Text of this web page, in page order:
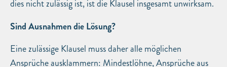
dies nicht zulässig ist, ist die Klausel insgesamt unwirksam.
Sind Ausnahmen die Lösung?
Eine zulässige Klausel muss daher alle möglichen
Ansprüche ausklammern: Mindestlöhne, Ansprüche aus